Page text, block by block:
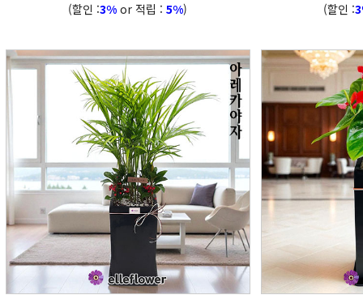
(할인 :3% or 적립 : 5%) (할인 :